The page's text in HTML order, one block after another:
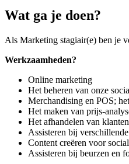
Wat ga je doen?
Als Marketing stagiair(e) ben je
Werkzaamheden?
Online marketing
Het beheren van onze
Merchandising en POS;
Het maken van prijs-
Het afhandelen van
Assisteren bij
Content creëren voor
Assisteren bij beurzen en